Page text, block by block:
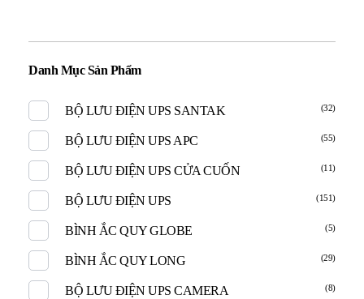
Danh Mục Sản Phẩm
BỘ LƯU ĐIỆN UPS SANTAK (32)
BỘ LƯU ĐIỆN UPS APC (55)
BỘ LƯU ĐIỆN UPS CỬA CUỐN (11)
BỘ LƯU ĐIỆN UPS (151)
BÌNH ẮC QUY GLOBE (5)
BÌNH ẮC QUY LONG (29)
BỘ LƯU ĐIỆN UPS CAMERA (8)